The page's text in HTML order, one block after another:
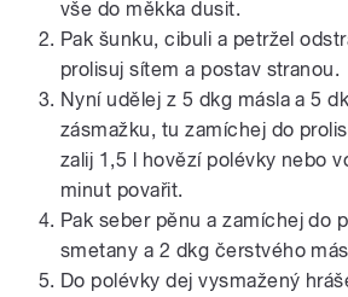
vše do měkka dusit.
Pak šunku, cibuli a petržel
prolisuj sítem a postav stranou.
Nyní udělej z 5 dkg másla a 5
zásmažku, tu zamíchej do
zalij 1,5 l hovězí polévky nebo
minut povařit.
Pak seber pěnu a zamíchej do
smetany a 2 dkg čerstvého
Do polévky dej vysmažený